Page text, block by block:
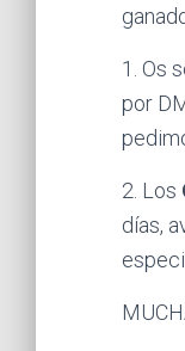
1. Os
por
2. Los
días,